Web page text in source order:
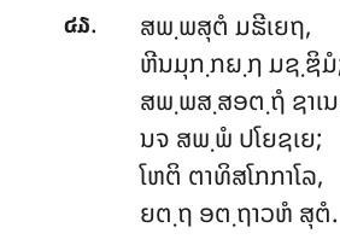
໔໓. ສພ຺ພສຸຕໍ ມຘີເຍຖ,
ຫີນມຸກ຺ກຏ຺ຐ ມຊ຺ຌິ
ສພ຺ພສ຺ສອຕ຺ຖໍ ຊາເ
ນຈ ສພ຺ພໍ ປໂຍຊເຍ;
ໂຫຕິ ຕາທິສໂກກາໂລ,
ຍຕ຺ຖ ອຕ຺ຖາວຫໍ ສຸຕໍ.